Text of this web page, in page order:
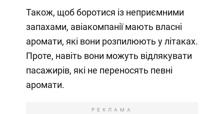
Також, щоб боротися із неприємними
запахами, авіакомпанії мають власні
аромати, які вони розпилюють у літаках.
Проте, навіть вони можуть відлякувати
пасажирів, які не переносять певні
аромати.
РЕКЛАМА